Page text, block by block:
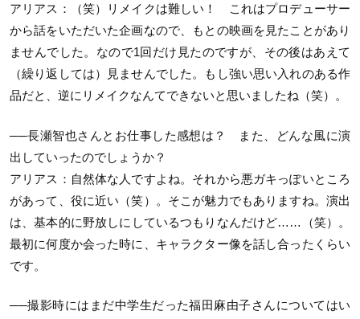
アリアス：（笑）リメイクは難しい！ これはプロデューサー
から話をいただいた企画なので、もとの映画を見たことがあり
ませんでした。なので1回だけ見たのですが、その後はあえて
（繰り返しては）見ませんでした。もし強い思い入れのある作
品だと、逆にリメイクなんてできないと思いましたね（笑）。
──長瀬智也さんとお仕事した感想は？ また、どんな風に演
出していったのでしょうか？
アリアス：自然体な人ですよね。それから悪ガキっぽいところ
があって、役に近い（笑）。そこが魅力でもありますね。演出
は、基本的に野放しにしているつもりなんだけど……（笑）。
最初に何度か会った時に、キャラクター像を話し合ったくらい
です。
──撮影時にはまだ中学生だった福田麻由子さんについてはい